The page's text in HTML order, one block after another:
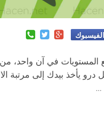
في آن واحد،
درو يأخذ بيدك إلى مرتبة
...